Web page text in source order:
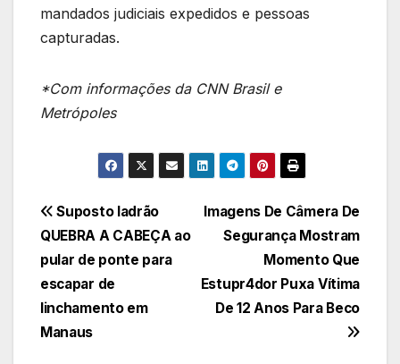
mandados judiciais expedidos e pessoas
capturadas.
*Com informações da CNN Brasil e
Metrópoles
Navegação
de
Post
Imagens De Câmera De
Segurança Mostram
Momento Que
Estupr4dor Puxa Vítima
De 12 Anos Para Beco
Suposto ladrão
QUEBRA A CABEÇA ao
pular de ponte para
escapar de
linchamento em
Manaus